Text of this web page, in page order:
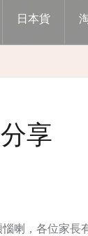
日本貨
享
喇，各位家長